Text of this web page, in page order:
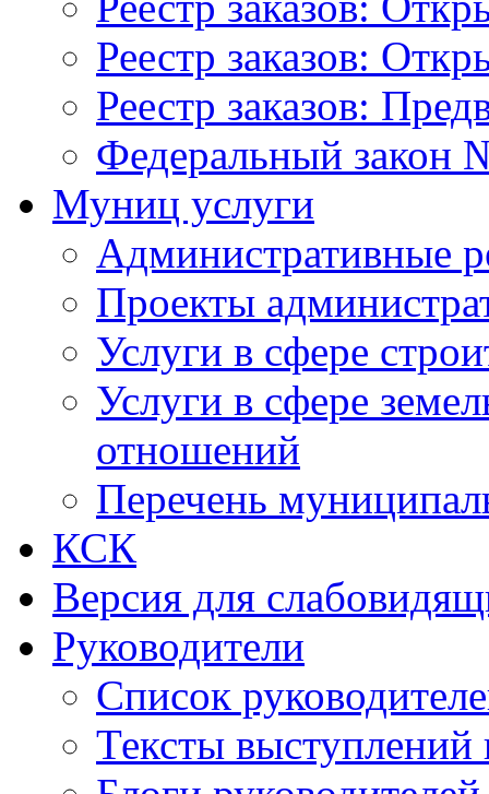
Реестр заказов:
Реестр заказов:
Федеральный закон
Муниц услуги
Административные
Проекты
Услуги в сфере
Услуги в сфере
отношений
Перечень
КСК
Версия для
Руководители
Список
Тексты выступлений